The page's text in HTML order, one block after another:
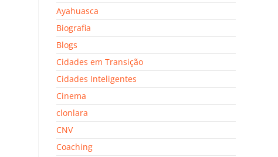
Ayahuasca
Biografia
Blogs
Cidades em Transição
Cidades Inteligentes
Cinema
clonlara
CNV
Coaching